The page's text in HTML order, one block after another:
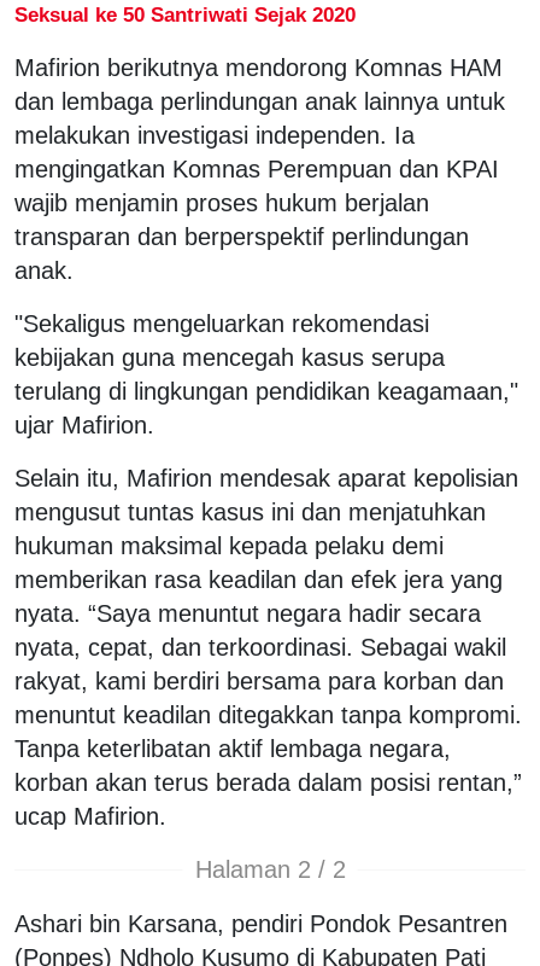
Seksual ke 50 Santriwati Sejak 2020
Mafirion berikutnya mendorong Komnas HAM
dan lembaga perlindungan anak lainnya untuk
melakukan investigasi independen. Ia
mengingatkan Komnas Perempuan dan KPAI
wajib menjamin proses hukum berjalan
transparan dan berperspektif perlindungan
anak.
"Sekaligus mengeluarkan rekomendasi
kebijakan guna mencegah kasus serupa
terulang di lingkungan pendidikan keagamaan,"
ujar Mafirion.
Selain itu, Mafirion mendesak aparat kepolisian
mengusut tuntas kasus ini dan menjatuhkan
hukuman maksimal kepada pelaku demi
memberikan rasa keadilan dan efek jera yang
nyata. “Saya menuntut negara hadir secara
nyata, cepat, dan terkoordinasi. Sebagai wakil
rakyat, kami berdiri bersama para korban dan
menuntut keadilan ditegakkan tanpa kompromi.
Tanpa keterlibatan aktif lembaga negara,
korban akan terus berada dalam posisi rentan,”
ucap Mafirion.
Halaman 2 / 2
Ashari bin Karsana, pendiri Pondok Pesantren
(Ponpes) Ndholo Kusumo di Kabupaten Pati